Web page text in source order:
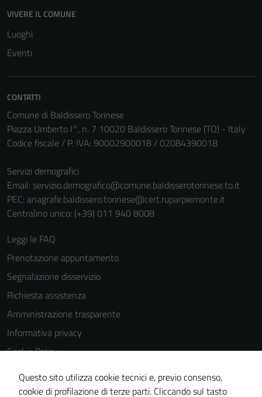
VIVERE IL COMUNE
Luoghi
Eventi
CONTATTI
Comune di Baldissero Torinese
Piazza Umberto I°, n. 7 10020 Baldissero Torinese (TO) - Italy
Codice fiscale / P. IVA: 90002900018 / 02084390018
Servizi demografici
Email: servizio.demografico@comune.baldisserotorinese.to.it
PEC: anagrafe.baldissero.torinese@cert.ruparpiemonte.it
Centralino unico: (+39) 011 940 8008
Leggi le FAQ
Prenotazione appuntamento
Segnalazione disservizio
Richiesta assistenza
Amministrazione trasparente
Informativa privacy
Cookie Policy
Note legali
Dichiarazione di accessibilità
Questo sito utilizza cookie tecnici e, previo consenso,
cookie di profilazione di terze parti. Cliccando sul tasto
Questi cookie
sono necessari